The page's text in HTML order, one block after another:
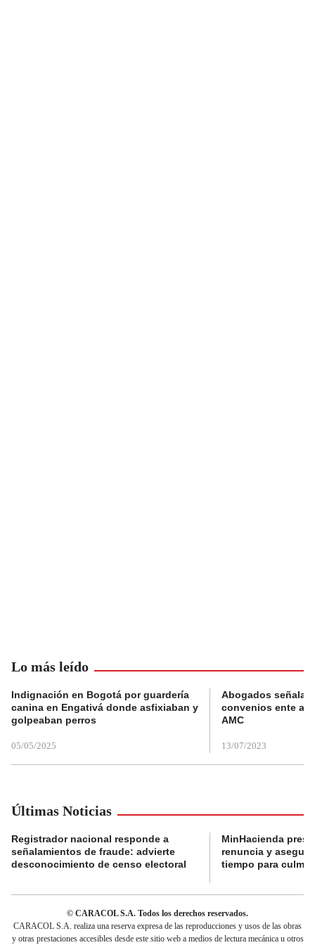
Lo más leído
Indignación en Bogotá por guardería
canina en Engativá donde asfixiaban y
golpeaban perros
05/05/2025
Abogados
convenios ente
AMC
13/07/2023
Últimas Noticias
Registrador nacional responde a
señalamientos de fraude: advierte
desconocimiento de censo electoral
MinHacienda
renuncia y
tiempo para
© CARACOL S.A. Todos los derechos reservados.
CARACOL S.A. realiza una reserva expresa de las reproducciones y usos de las obras
y otras prestaciones accesibles desde este sitio web a medios de lectura mecánica u otros